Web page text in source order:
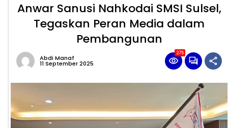
Anwar Sanusi Nahkodai SMSI Sulsel,
Tegaskan Peran Media dalam
Pembangunan
Abdi Manaf
11 September 2025
275